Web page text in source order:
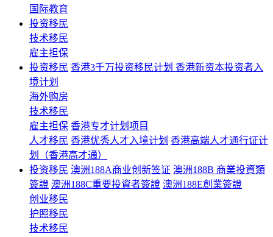
国际教育
投资移民
技术移民
雇主担保
投资移民 香港3千万投资移民计划 香港新资本投资者入
境计划
海外购房
技术移民
雇主担保 香港专才计划项目
人才移民 香港优秀人才入境计划 香港高端人才通行证计
划（香港高才通）
投资移民 澳洲188A商业创新签证 澳洲188B 商業投資類
簽證 澳洲188C重要投資者簽證 澳洲188E創業簽證
创业移民
护照移民
技术移民